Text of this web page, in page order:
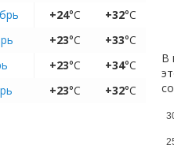
+24°C +32°C
+23°C +33°C
+23°C +34°C
+23°C +32°C
В